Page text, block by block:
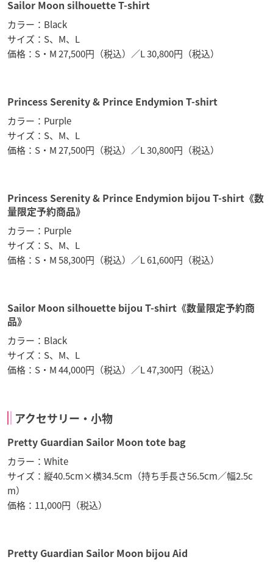
Sailor Moon silhouette T-shirt
カラー：Black
サイズ：S、M、L
価格：S・M 27,500円（税込）／L 30,800円（税込）
Princess Serenity & Prince Endymion T-shirt
カラー：Purple
サイズ：S、M、L
価格：S・M 27,500円（税込）／L 30,800円（税込）
Princess Serenity & Prince Endymion bijou T-shirt《数
量限定予約商品》
カラー：Purple
サイズ：S、M、L
価格：S・M 58,300円（税込）／L 61,600円（税込）
Sailor Moon silhouette bijou T-shirt《数量限定予約商
品》
カラー：Black
サイズ：S、M、L
価格：S・M 44,000円（税込）／L 47,300円（税込）
アクセサリー・小物
Pretty Guardian Sailor Moon tote bag
カラー：White
サイズ：縦40.5cm×横34.5cm（持ち手長さ56.5cm／幅2.5c
m）
価格：11,000円（税込）
Pretty Guardian Sailor Moon bijou Aid